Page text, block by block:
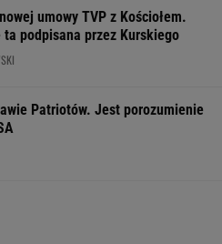
umowy TVP z Kościołem.
ta podpisana przez Kurskiego
Patriotów. Jest porozumienie